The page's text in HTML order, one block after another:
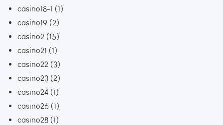
casino18-1 (1)
casino19 (2)
casino2 (15)
casino21 (1)
casino22 (3)
casino23 (2)
casino24 (1)
casino26 (1)
casino28 (1)